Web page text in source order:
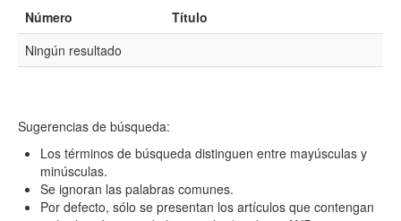
Título
Texto completo
Número
Título
Ningún resultado
Sugerencias de búsqueda:
Los términos de búsqueda distinguen entre mayúsculas y
minúsculas.
Se ignoran las palabras comunes.
Por defecto, sólo se presentan los artículos que contengan